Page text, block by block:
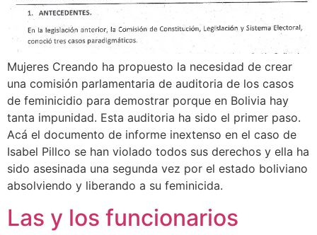
Mujeres Creando ha propuesto la necesidad de crear
una comisión parlamentaria de auditoria de los casos
de feminicidio para demostrar porque en Bolivia hay
tanta impunidad. Esta auditoria ha sido el primer paso.
Acá el documento de informe inextenso en el caso de
Isabel Pillco se han violado todos sus derechos y ella ha
sido asesinada una segunda vez por el estado boliviano
absolviendo y liberando a su feminicida.
Las y los funcionarios